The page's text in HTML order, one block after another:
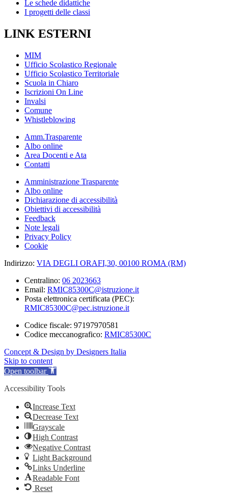
Le schede didattiche
I progetti delle classi
LINK ESTERNI
MIM
Ufficio Scolastico Regionale
Ufficio Scolastico Territoriale
Scuola in Chiaro
Iscrizioni On Line
Invalsi
Comune
Whistleblowing
Amm.Trasparente
Albo online
Area Docenti e Ata
Contatti
Amministrazione Trasparente
Albo online
Dichiarazione di accessibilità
Obiettivi di accessibilità
Feedback
Note legali
Privacy Policy
Cookie
Indirizzo: VIA DEGLI ORAFI,30, 00100 ROMA (RM)
Centralino: 06 2023663
Email: RMIC85300C@istruzione.it
Posta elettronica certificata (PEC):
RMIC85300C@pec.istruzione.it
Codice fiscale: 97197970581
Codice meccanografico: RMIC85300C
Concept & Design by Designers Italia
Skip to content
Open toolbar
Accessibility Tools
Increase Text
Decrease Text
Grayscale
High Contrast
Negative Contrast
Light Background
Links Underline
Readable Font
Reset